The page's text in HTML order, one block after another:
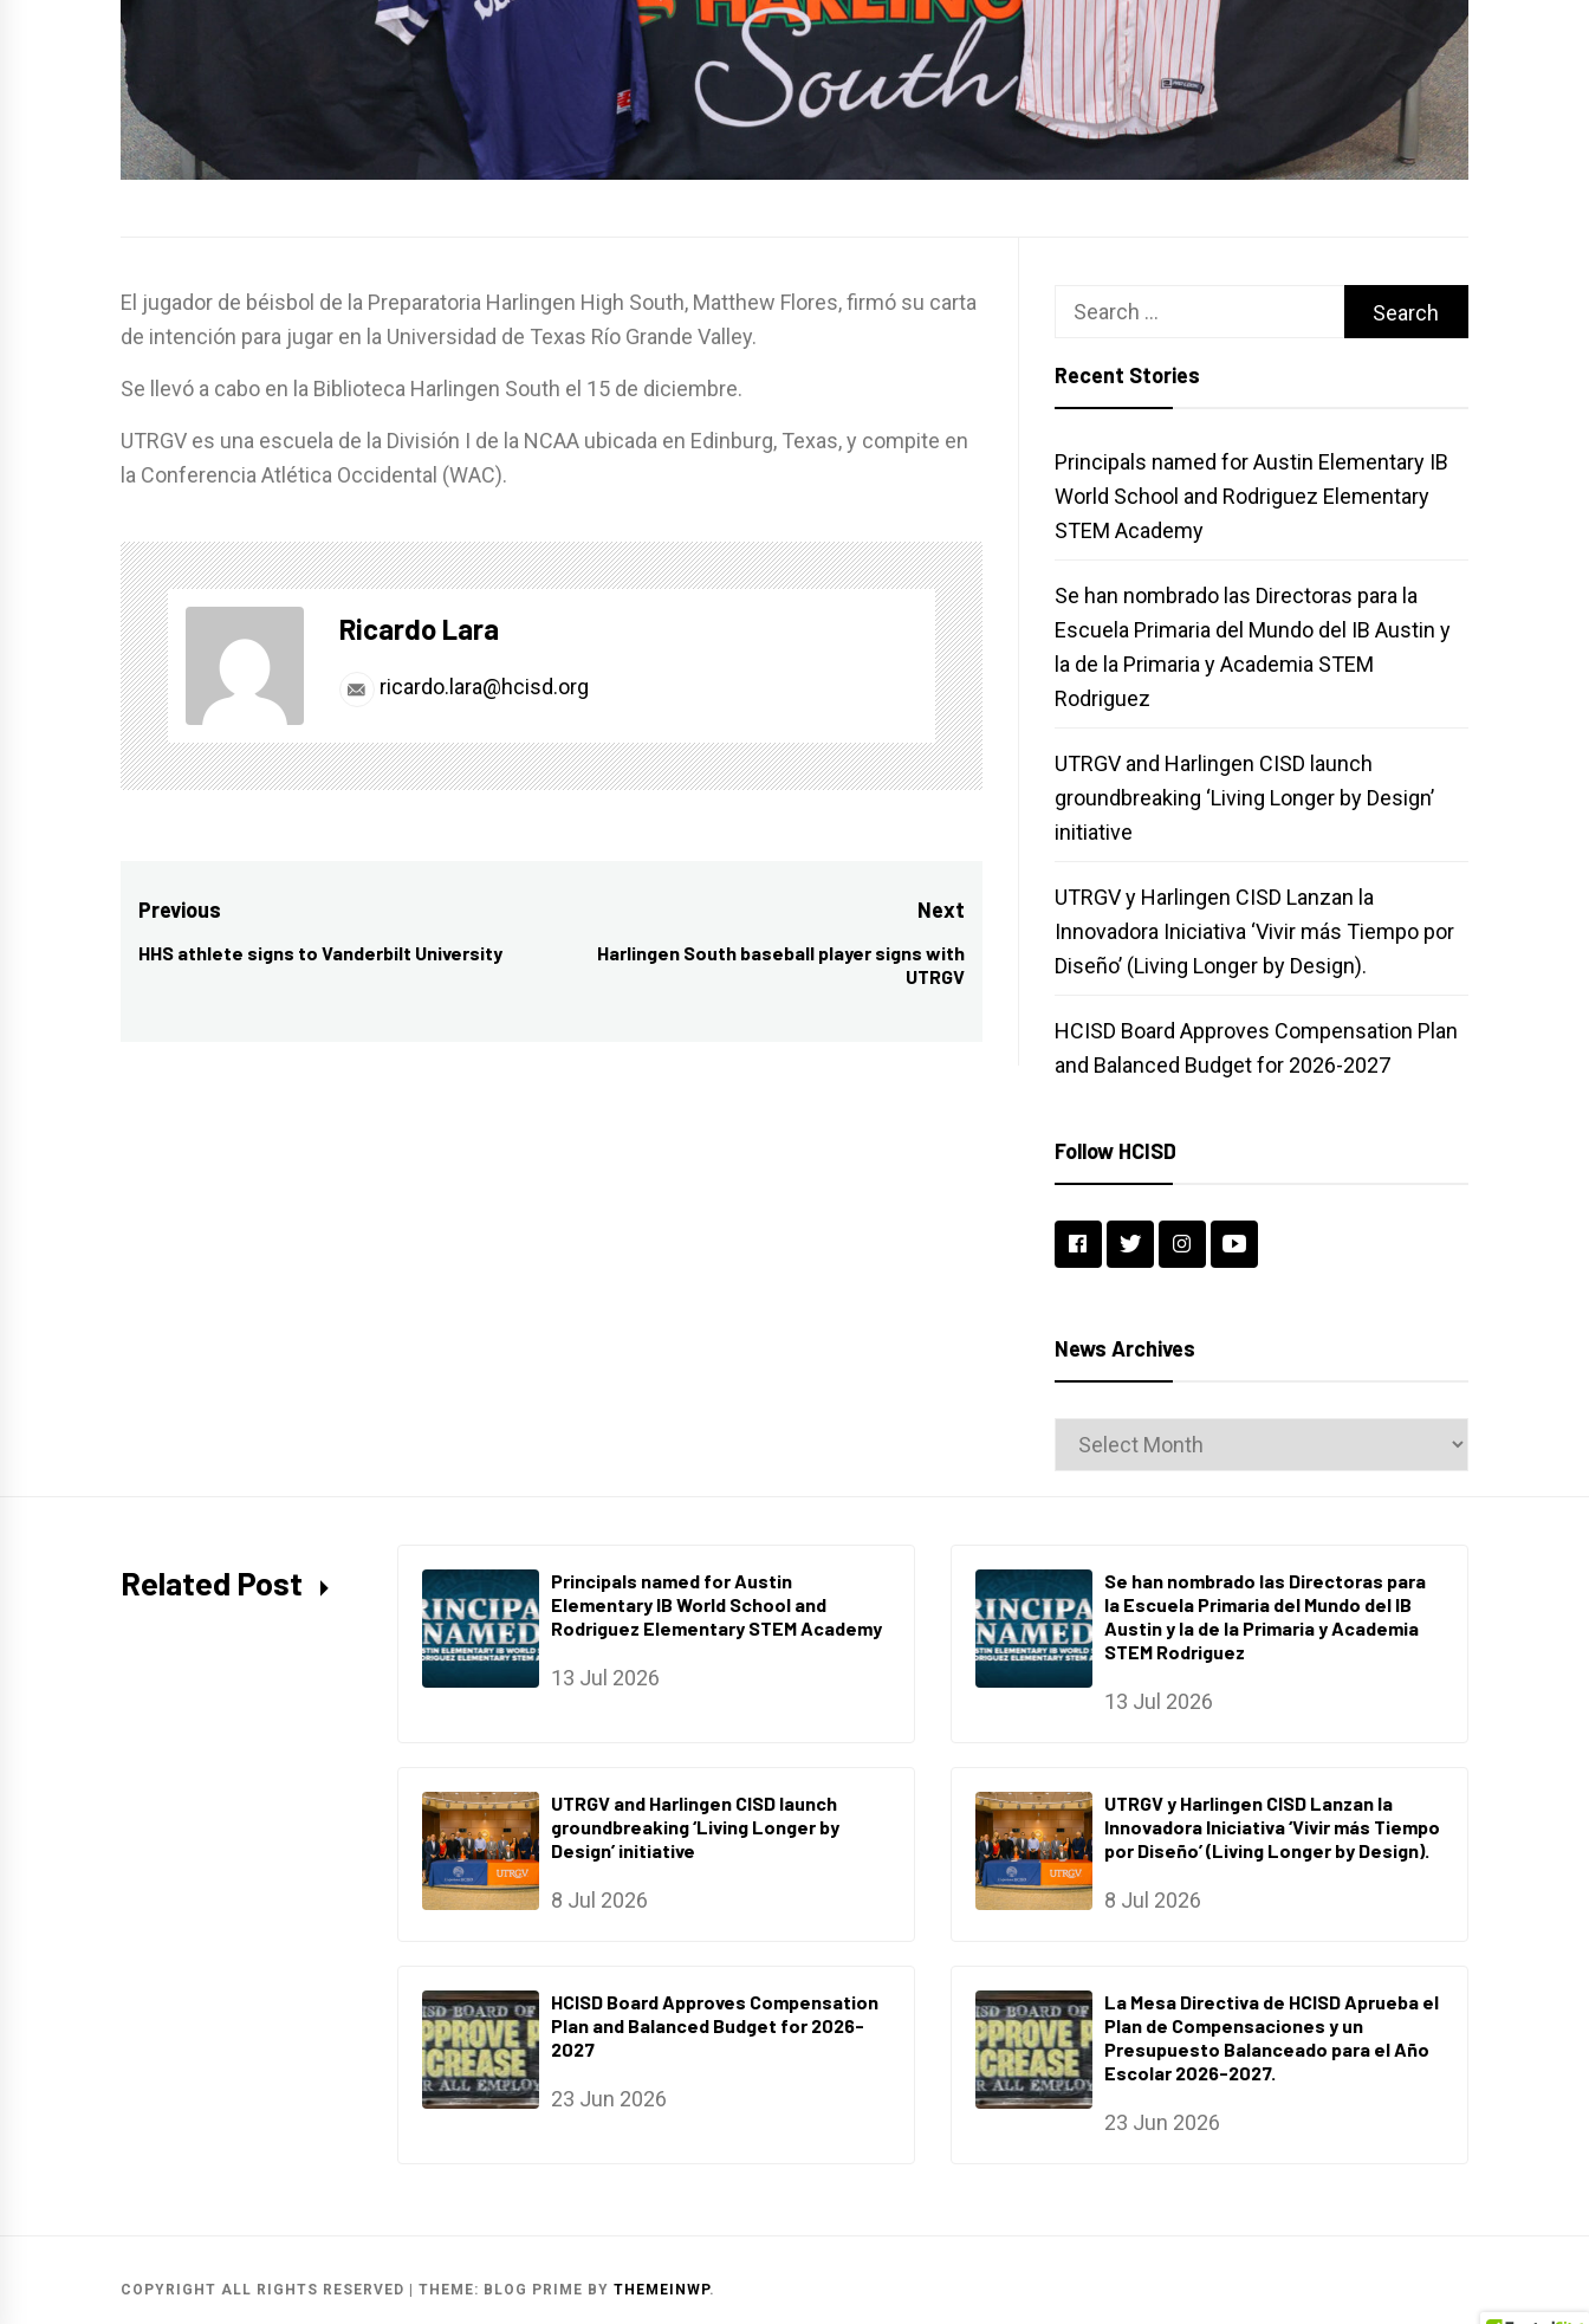
El jugador de béisbol de la Preparatoria Harlingen High South, Matthew Flores, firmó su carta
de intención para jugar en la Universidad de Texas Río Grande Valley.
Se llevó a cabo en la Biblioteca Harlingen South el 15 de diciembre.
UTRGV es una escuela de la División I de la NCAA ubicada en Edinburg, Texas, y compite en
la Conferencia Atlética Occidental (WAC).
Ricardo Lara
ricardo.lara@hcisd.org
Post
navigation
Previous
Previous
HHS athlete signs to Vanderbilt University
Next
Next
Harlingen South baseball player signs with
UTRGV
Search
Recent Stories
Principals named for Austin Elementary IB
World School and Rodriguez Elementary
STEM Academy
Se han nombrado las Directoras para la
Escuela Primaria del Mundo del IB Austin y
la de la Primaria y Academia STEM
Rodriguez
UTRGV and Harlingen CISD launch
groundbreaking ‘Living Longer by Design’
initiative
UTRGV y Harlingen CISD Lanzan la
Innovadora Iniciativa ‘Vivir más Tiempo por
Diseño’ (Living Longer by Design).
HCISD Board Approves Compensation Plan
and Balanced Budget for 2026-2027
Follow HCISD
News Archives
News
Archives
Related Post
Principals named for Austin
Elementary IB World School and
Rodriguez Elementary STEM Academy
13 Jul 2026
Se han nombrado las Directoras para
la Escuela Primaria del Mundo del IB
Austin y la de la Primaria y Academia
STEM Rodriguez
13 Jul 2026
UTRGV and Harlingen CISD launch
groundbreaking ‘Living Longer by
Design’ initiative
8 Jul 2026
UTRGV y Harlingen CISD Lanzan la
Innovadora Iniciativa ‘Vivir más Tiempo
por Diseño’ (Living Longer by Design).
8 Jul 2026
HCISD Board Approves Compensation
Plan and Balanced Budget for 2026-
2027
23 Jun 2026
La Mesa Directiva de HCISD Aprueba el
Plan de Compensaciones y un
Presupuesto Balanceado para el Año
Escolar 2026-2027.
23 Jun 2026
COPYRIGHT ALL RIGHTS RESERVED THEME: BLOG PRIME BY THEMEINWP.